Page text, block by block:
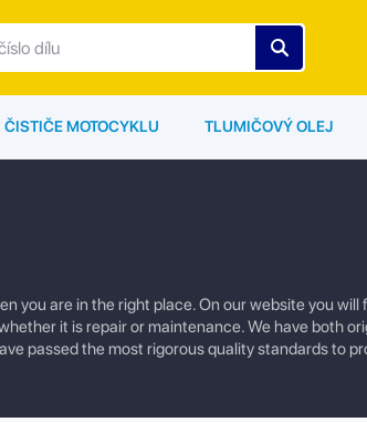
ČISTIČE MOTOCYKLU TLUMIČOVÝ OLEJ
you are in the right place. On our website you
it is repair or maintenance. We have both
passed the most rigorous quality standards to